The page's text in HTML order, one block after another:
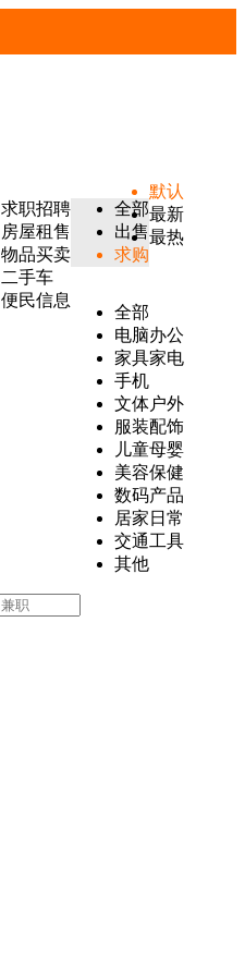
求职招聘
房屋租售
物品买卖
二手车
便民信息
全部
出售
求购
全部
电脑办公
家具家电
手机
文体户外
服装配饰
儿童母婴
美容保健
数码产品
居家日常
交通工具
其他
默认
最新
最热